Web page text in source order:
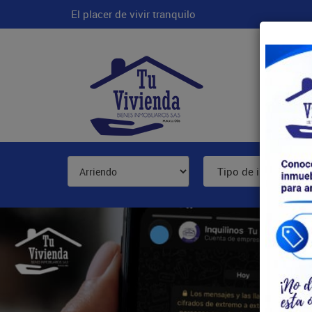
El placer de vivir tranquilo
Inicio
Tipo de inmueble